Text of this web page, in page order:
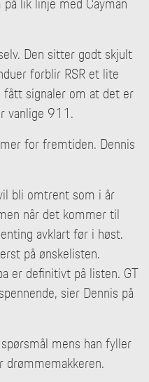
Den sitter godt skjult
forblir RSR et lite
signaler om at det er
vanlige 911.
for fremtiden. Dennis
bli omtrent som i år
når det kommer til
avklart før i høst.
på ønskelisten.
er definitivt på listen. GT
sier Dennis på
mens han fyller
drømmemakkeren.